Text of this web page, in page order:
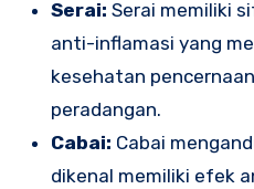
Serai: Serai memiliki
anti-inflamasi yang
kesehatan
peradangan.
Cabai: Cabai
dikenal memiliki efek